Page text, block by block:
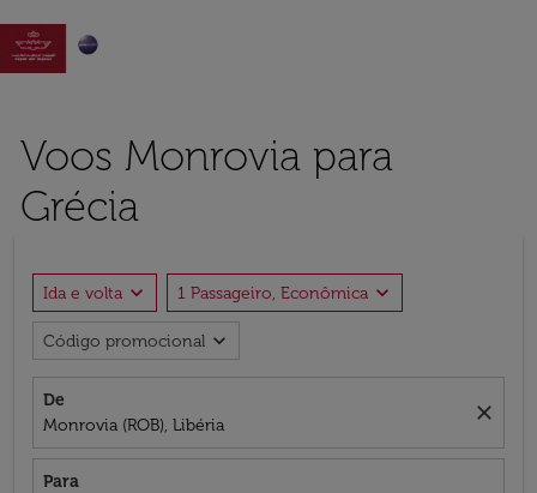

Voos Monrovia para
Grécia
Ida e volta expand_more 1 Passageiro, Econômica expand_more
Código promocional expand_more
De
Monrovia (ROB), Libéria
close
Para